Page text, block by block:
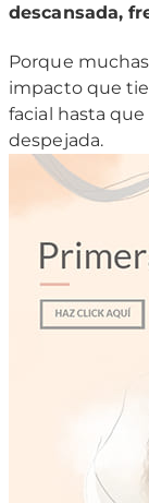
descansada,
Porque
impacto que
facial hasta
despejada.